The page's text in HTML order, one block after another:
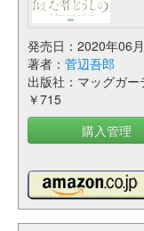
発売日：2020年06
著者： 菅辺吾郎
出版社：マッグガー
￥715
購入管理